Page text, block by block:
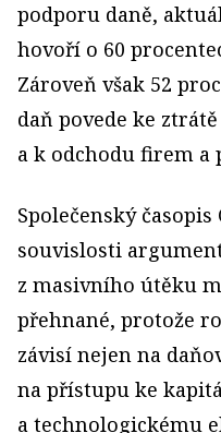
podporu daně,
hovoří o 60
Zároveň však 52
daň povede ke
a k odchodu firem a
Společenský
souvislosti
z masivního útěku
přehnané, protože
závisí nejen na
na přístupu ke
a technologickému